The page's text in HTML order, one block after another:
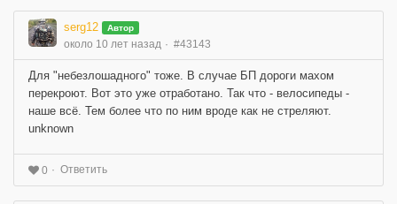
serg12 Автор
около 10 лет назад #43143
Для "небезлошадного" тоже. В случае БП дороги махом
перекроют. Вот это уже отработано. Так что - велосипеды -
наше всё. Тем более что по ним вроде как не стреляют.
unknown
0 Ответить